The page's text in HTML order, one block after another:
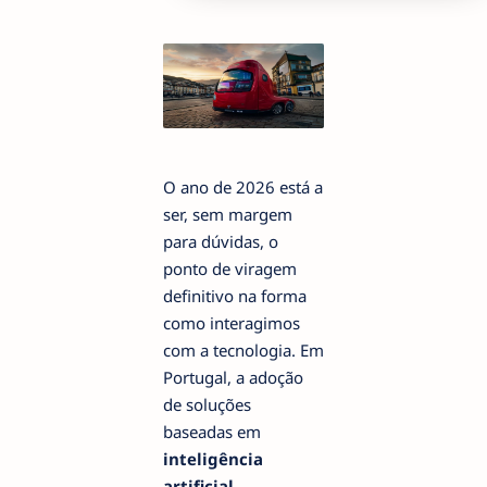
O ano de 2026 está a
ser, sem margem
para dúvidas, o
ponto de viragem
definitivo na forma
como interagimos
com a tecnologia. Em
Portugal, a adoção
de soluções
baseadas em
inteligência